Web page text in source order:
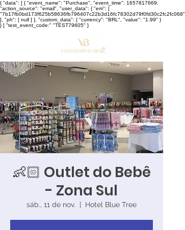
{ "data": [ { "event_name": "Purchase", "event_time": 1657817669,
"action_source": "email", "user_data": { "em": [
"7b17fb0bd173f625b58636fb796407c22b3d16fc78302d79f0fd30c2fc2fc068"
], "ph": [ null ] }, "custom_data": { "currency": "BRL", "value": "1.99" }
} ] "test_event_code:" "TEST79605" }
👶🏻 Outlet do Bebê
- Zona Sul
sáb., 11 de nov. Hotel Blue Tree